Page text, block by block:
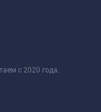
с 2020 года.